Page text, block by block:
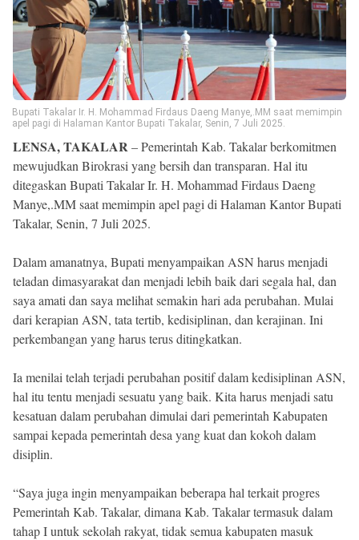
Bupati Takalar Ir. H. Mohammad Firdaus Daeng Manye,.MM saat memimpin
apel pagi di Halaman Kantor Bupati Takalar, Senin, 7 Juli 2025.
LENSA, TAKALAR– Pemerintah Kab. Takalar berkomitmen
mewujudkan Birokrasi yang bersih dan transparan. Hal itu
ditegaskan Bupati Takalar Ir. H. Mohammad Firdaus Daeng
Manye,.MM saat memimpin apel pagi di Halaman Kantor Bupati
Takalar, Senin, 7 Juli 2025.
Dalam amanatnya, Bupati menyampaikan ASN harus menjadi
teladan dimasyarakat dan menjadi lebih baik dari segala hal, dan
saya amati dan saya melihat semakin hari ada perubahan. Mulai
dari kerapian ASN, tata tertib, kedisiplinan, dan kerajinan. Ini
perkembangan yang harus terus ditingkatkan.
Ia menilai telah terjadi perubahan positif dalam kedisiplinan ASN,
hal itu tentu menjadi sesuatu yang baik. Kita harus menjadi satu
kesatuan dalam perubahan dimulai dari pemerintah Kabupaten
sampai kepada pemerintah desa yang kuat dan kokoh dalam
disiplin.
“Saya juga ingin menyampaikan beberapa hal terkait progres
Pemerintah Kab. Takalar, dimana Kab. Takalar termasuk dalam
tahap I untuk sekolah rakyat, tidak semua kabupaten masuk